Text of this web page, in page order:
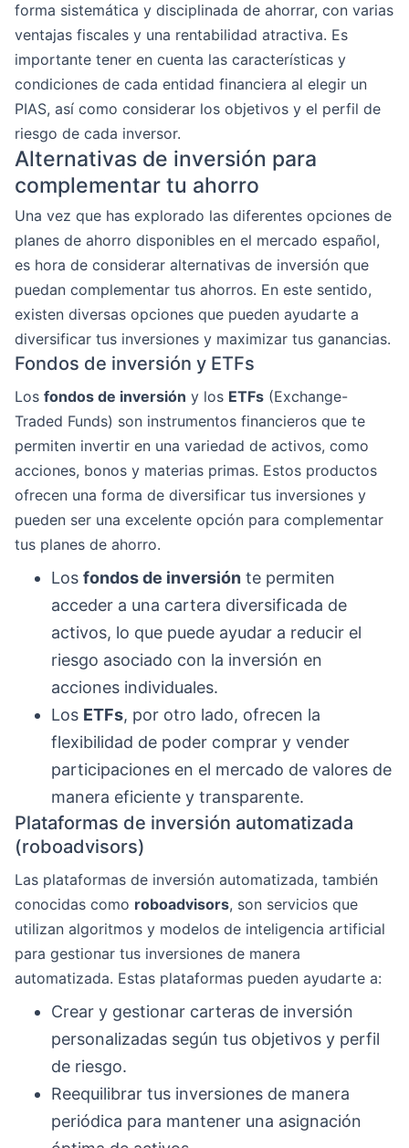
forma sistemática y disciplinada de ahorrar, con varias
ventajas fiscales y una rentabilidad atractiva. Es
importante tener en cuenta las características y
condiciones de cada entidad financiera al elegir un
PIAS, así como considerar los objetivos y el perfil de
riesgo de cada inversor.
Alternativas de inversión para
complementar tu ahorro
Una vez que has explorado las diferentes opciones de
planes de ahorro disponibles en el mercado español,
es hora de considerar alternativas de inversión que
puedan complementar tus ahorros. En este sentido,
existen diversas opciones que pueden ayudarte a
diversificar tus inversiones y maximizar tus ganancias.
Fondos de inversión y ETFs
Los fondos de inversión y los ETFs (Exchange-
Traded Funds) son instrumentos financieros que te
permiten invertir en una variedad de activos, como
acciones, bonos y materias primas. Estos productos
ofrecen una forma de diversificar tus inversiones y
pueden ser una excelente opción para complementar
tus planes de ahorro.
Los fondos de inversión te permiten
acceder a una cartera diversificada de
activos, lo que puede ayudar a reducir el
riesgo asociado con la inversión en
acciones individuales.
Los ETFs, por otro lado, ofrecen la
flexibilidad de poder comprar y vender
participaciones en el mercado de valores de
manera eficiente y transparente.
Plataformas de inversión automatizada
(roboadvisors)
Las plataformas de inversión automatizada, también
conocidas como roboadvisors, son servicios que
utilizan algoritmos y modelos de inteligencia artificial
para gestionar tus inversiones de manera
automatizada. Estas plataformas pueden ayudarte a:
Crear y gestionar carteras de inversión
personalizadas según tus objetivos y perfil
de riesgo.
Reequilibrar tus inversiones de manera
periódica para mantener una asignación